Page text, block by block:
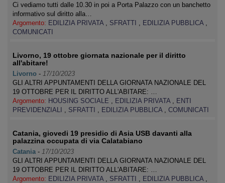
Ci vediamo tutti dalle 10.30 in poi a Porta Palazzo con un banchetto
informativo sul diritto alla…
Argomento: EDILIZIA PRIVATA , SFRATTI , EDILIZIA PUBBLICA ,
COMUNICATI
Livorno, 19 ottobre giornata nazionale per il diritto
all'abitare!
Livorno - 17/10/2023
GLI ALTRI APPUNTAMENTI DELLA GIORNATA NAZIONALE DEL
19 OTTOBRE PER IL DIRITTO ALL'ABITARE: …
Argomento: HOUSING SOCIALE , EDILIZIA PRIVATA , ENTI
PREVIDENZIALI , SFRATTI , EDILIZIA PUBBLICA , COMUNICATI
Catania, giovedi 19 presidio di Asia USB davanti alla
palazzina occupata di via Calatabiano
Catania - 17/10/2023
GLI ALTRI APPUNTAMENTI DELLA GIORNATA NAZIONALE DEL
19 OTTOBRE PER IL DIRITTO ALL'ABITARE: …
Argomento: EDILIZIA PRIVATA , SFRATTI , EDILIZIA PUBBLICA ,